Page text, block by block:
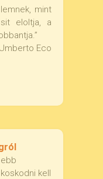
mint
eloltja, a
Eco
kell